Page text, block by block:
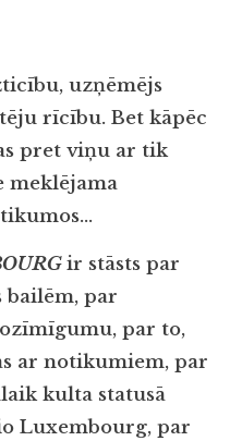
uzņēmējs
rīcību. Bet kāpēc
pret viņu ar tik
meklējama
ir stāsts par
bailēm, par
par to,
ar notikumiem, par
kulta statusā
Luxembourg, par